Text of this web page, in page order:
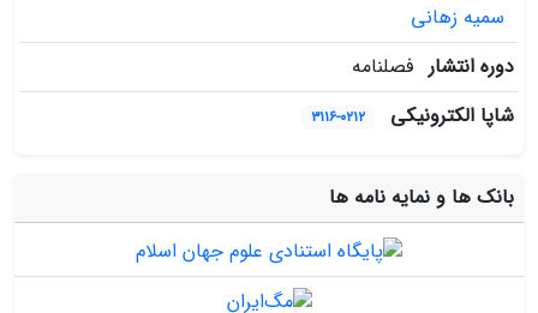
سمیه زهانی
دوره انتشار فصلنامه
شاپا الکترونیکی
۳۱۱۶-۰۲۱۲
بانک ها و نمایه نامه ها